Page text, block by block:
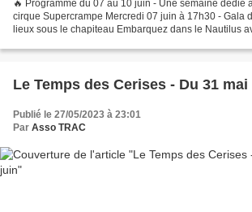
🔥 Programme du 07 au 10 juin - Une semaine dédié
cirque Supercrampe Mercredi 07 juin à 17h30 - Gala
lieux sous le chapiteau Embarquez dans le Nautilus
Le Temps des Cerises - Du 31
Publié le 27/05/2023 à 23:01
Par Asso TRAC